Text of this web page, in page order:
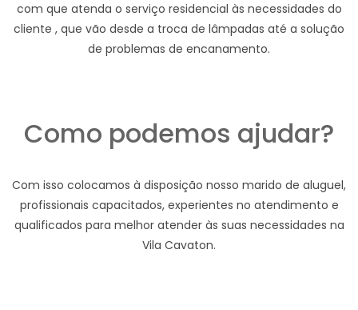
com que atenda o serviço residencial às necessidades do
cliente , que vão desde a troca de lâmpadas até a solução
de problemas de encanamento.
Como podemos ajudar?
Com isso colocamos à disposição nosso marido de aluguel,
profissionais capacitados, experientes no atendimento e
qualificados para melhor atender às suas necessidades na
Vila Cavaton.